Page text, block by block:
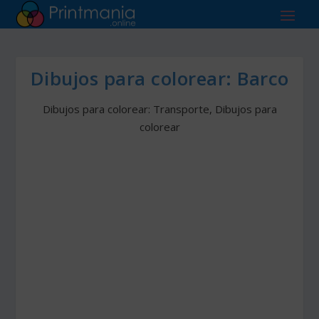
Dibujos para colorear: Barco
Dibujos para colorear: Transporte, Dibujos para
colorear